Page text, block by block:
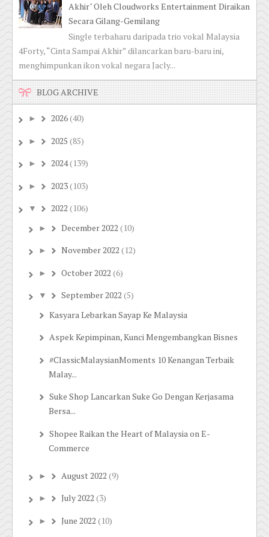
Akhir" Oleh Cloudworks Entertainment Diraikan
Secara Gilang-Gemilang
Single terbaharu daripada trio vokal Malaysia
4Forty, “Cinta Sampai Akhir” dilancarkan baru-baru ini,
menghimpunkan ikon vokal negara Jacly...
BLOG ARCHIVE
► 2026(40)
► 2025 (85)
► 2024(139)
► 2023(103)
▼ 2022 (106)
► December 2022 (10)
► November 2022 (12)
► October 2022 (6)
▼ September 2022 (5)
Kasyara Lebarkan Sayap Ke Malaysia
Aspek Kepimpinan, Kunci Mengembangkan Bisnes
#ClassicMalaysianMoments 10 Kenangan Terbaik
Malay...
Suke Shop Lancarkan Suke Go Dengan Kerjasama
Bersa...
Shopee Raikan the Heart of Malaysia on E-
Commerce
► August 2022 (9)
► July 2022 (3)
► June 2022 (10)